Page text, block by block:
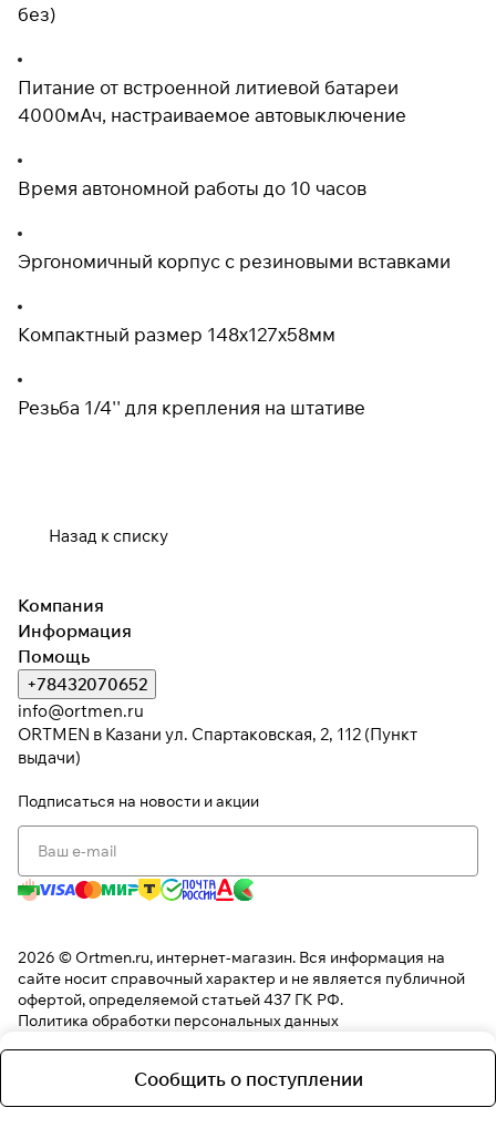
без)
Питание от встроенной литиевой батареи
4000мАч, настраиваемое автовыключение
Время автономной работы до 10 часов
Эргономичный корпус с резиновыми вставками
Компактный размер 148х127х58мм
Резьба 1/4'' для крепления на штативе
Назад к списку
Сообщить о поступлении
Компания
Информация
Помощь
+78432070652
info@ortmen.ru
ORTMEN в Казани ул. Спартаковская, 2, 112 (Пункт
выдачи)
Подписаться на новости и акции
2026 © Ortmen.ru, интернет-магазин. Вся информация на
сайте носит справочный характер и не является публичной
офертой, определяемой статьей 437 ГК РФ.
Политика обработки персональных данных